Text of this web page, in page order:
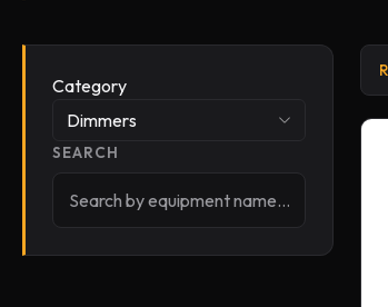
Category
Dimmers
SEARCH